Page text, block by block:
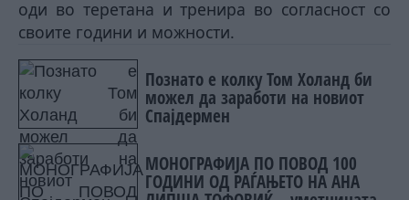
оди во теретана и тренира во согласност со
своите години и можности.
Познато е колку Том Холанд би
можел да заработи на новиот
Спајдермен
МОНОГРАФИЈА ПО ПОВОД 100
ГОДИНИ ОД РАЃАЊЕТО НА АНА